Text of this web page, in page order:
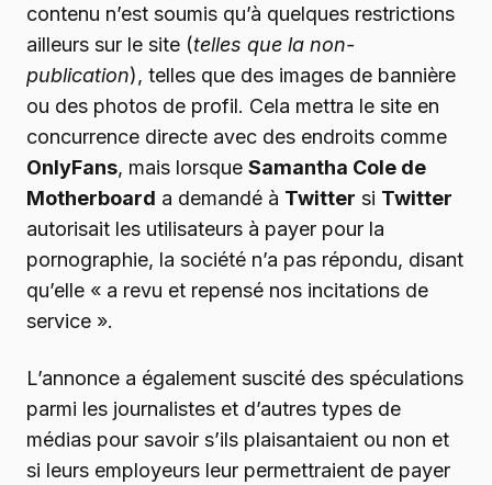
contenu n’est soumis qu’à quelques restrictions
ailleurs sur le site (telles que la non-
publication), telles que des images de bannière
ou des photos de profil. Cela mettra le site en
concurrence directe avec des endroits comme
OnlyFans, mais lorsque Samantha Cole de
Motherboard a demandé à Twitter si Twitter
autorisait les utilisateurs à payer pour la
pornographie, la société n’a pas répondu, disant
qu’elle « a revu et repensé nos incitations de
service ».
L’annonce a également suscité des spéculations
parmi les journalistes et d’autres types de
médias pour savoir s’ils plaisantaient ou non et
si leurs employeurs leur permettraient de payer